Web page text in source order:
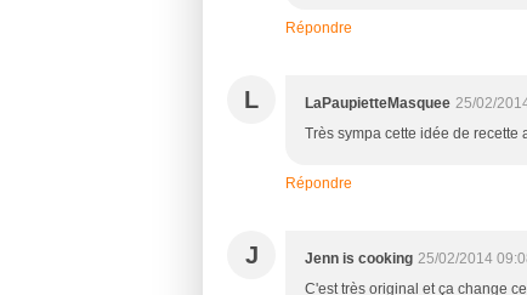
Répondre
L LaPaupietteMasquee 25/02/
Très sympa cette idée de recette
Répondre
J Jenn is cooking 25/02/2014
C'est très original et ça change